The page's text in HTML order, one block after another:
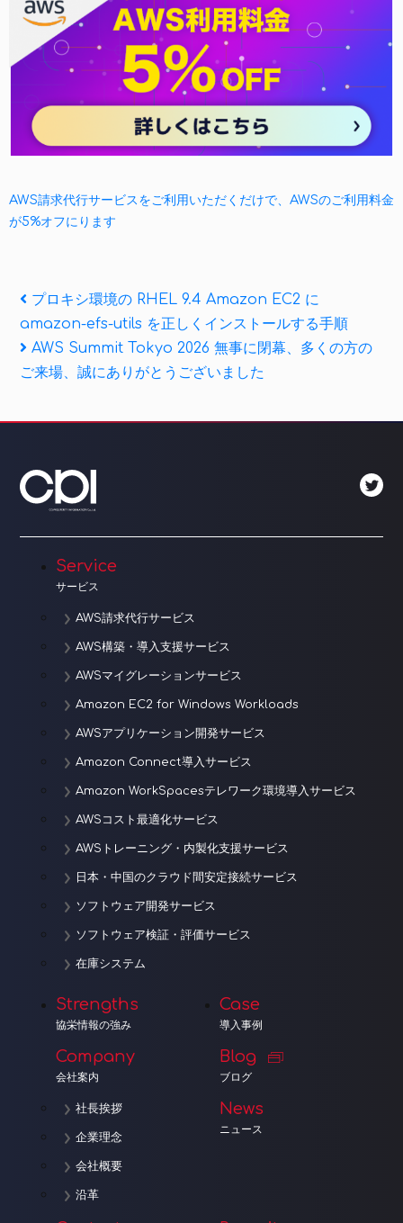
AWS請求代行サービスをご利用いただくだけで、AWSのご利用料金
が5%オフにります
投
稿
ナ
ー
シ
ョ
ン
Previous
Post
プロキシ環境の RHEL 9.4 Amazon EC2 に
amazon-efs-utils を正しくインストールする手順
Next
Post
AWS Summit Tokyo 2026 無事に閉幕、多くの方の
ご来場、誠にありがとうございました
Service
サービス
AWS請求代行サービス
AWS構築・導入支援サービス
AWSマイグレーションサービス
Amazon EC2 for Windows Workloads
AWSアプリケーション開発サービス
Amazon Connect導入サービス
Amazon WorkSpacesテレワーク環境導入サービス
AWSコスト最適化サービス
AWSトレーニング・内製化支援サービス
日本・中国のクラウド間安定接続サービス
ソフトウェア開発サービス
ソフトウェア検証・評価サービス
在庫システム
Strengths
協栄情報の強み
Company
会社案内
社長挨拶
企業理念
会社概要
沿革
Case
導入事例
Blog
ブログ
News
ニュース